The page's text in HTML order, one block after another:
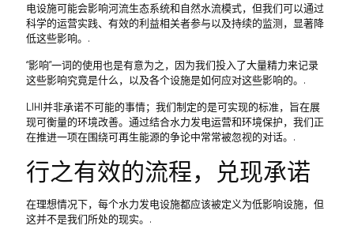
电设施可能会影响河流生态系统和自然水流模式，但我们可以通过
科学的运营实践、有效的利益相关者参与以及持续的监测，显著降
低这些影响。.
“影响”一词的使用也是有意为之，因为我们投入了大量精力来记录
这些影响究竟是什么，以及各个设施是如何应对这些影响的。.
LIHI并非承诺不可能的事情；我们制定的是可实现的标准，旨在展
现可衡量的环境改善。通过结合水力发电运营和环境保护，我们正
在推进一项在围绕可再生能源的争论中常常被忽视的对话。.
行之有效的流程，兑现承诺
在理想情况下，每个水力发电设施都应该被定义为低影响设施，但
这并不是我们所处的现实。.